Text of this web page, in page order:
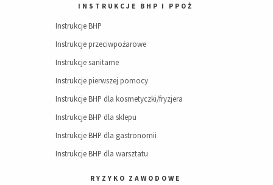
INSTRUKCJE BHP I PPOŻ
Instrukcje BHP
Instrukcje przeciwpożarowe
Instrukcje sanitarne
Instrukcje pierwszej pomocy
Instrukcje BHP dla kosmetyczki/fryzjera
Instrukcje BHP dla sklepu
Instrukcje BHP dla gastronomii
Instrukcje BHP dla warsztatu
RYZYKO ZAWODOWE